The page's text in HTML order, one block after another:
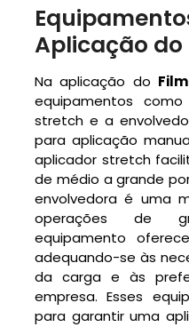
Aplicação do
Na aplicação do
equipamentos
stretch e a
para aplicação
aplicador stretch
de médio a grande
envolvedora é uma
operações de
equipamento
adequando-se às
da carga e às
empresa. Esses
para garantir uma